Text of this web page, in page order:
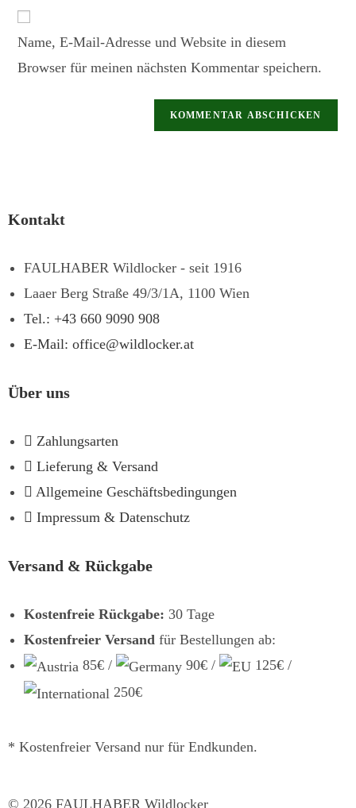
Name, E-Mail-Adresse und Website in diesem
Browser für meinen nächsten Kommentar speichern.
Kontakt
FAULHABER Wildlocker - seit 1916
Laaer Berg Straße 49/3/1A, 1100 Wien
Tel.: +43 660 9090 908
E-Mail: office@wildlocker.at
Über uns
Zahlungsarten
Lieferung & Versand
Allgemeine Geschäftsbedingungen
Impressum & Datenschutz
Versand & Rückgabe
Kostenfreie Rückgabe: 30 Tage
Kostenfreier Versand für Bestellungen ab:
85€ /
90€ /
125€ /
250€
* Kostenfreier Versand nur für Endkunden.
© 2026 FAULHABER Wildlocker